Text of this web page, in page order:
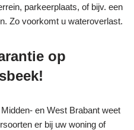
parkeerplaats, of bijv. een
Zo voorkomt u wateroverlast.
op
en West Brabant weet
er bij uw woning of